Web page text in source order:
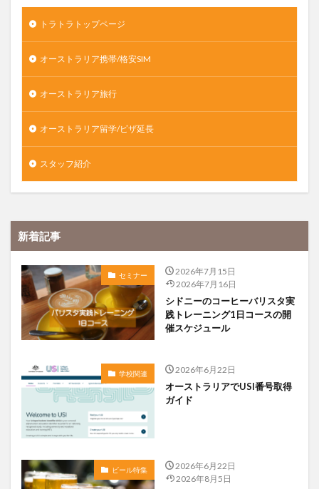
トラトラトップページ
オーストラリア携帯/格安SIM
オーストラリア旅行
オーストラリア留学/ビザ延長
スタッフ紹介
新着記事
セミナー
2026年7月15日
2026年7月16日
シドニーのコーヒーバリスタ実
践トレーニング1日コースの開
催スケジュール
学校関連 2026年6月22日
オーストラリアでUSI番号取得
ガイド
ビール特集
2026年6月22日
2026年8月5日